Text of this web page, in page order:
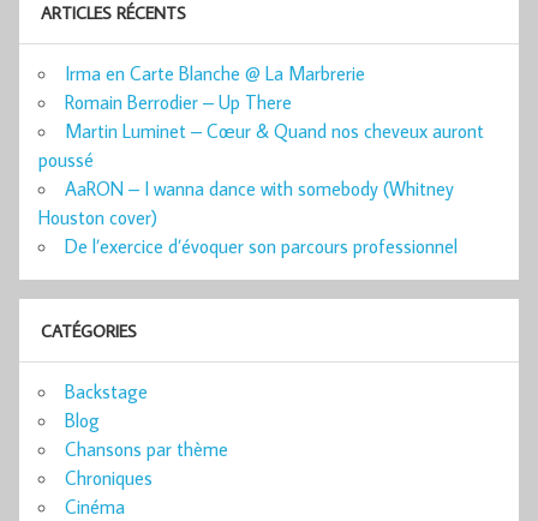
ARTICLES RÉCENTS
Irma en Carte Blanche @ La Marbrerie
Romain Berrodier – Up There
Martin Luminet – Cœur & Quand nos cheveux auront
poussé
AaRON – I wanna dance with somebody (Whitney
Houston cover)
De l’exercice d’évoquer son parcours professionnel
CATÉGORIES
Backstage
Blog
Chansons par thème
Chroniques
Cinéma